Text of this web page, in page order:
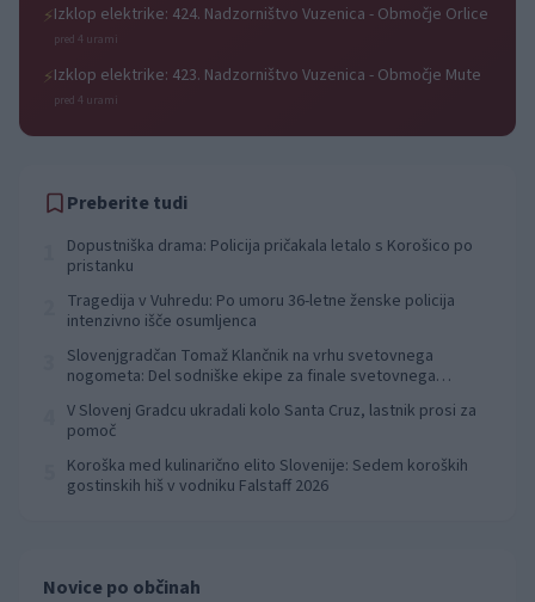
⚡Izklop elektrike: 424. Nadzorništvo Vuzenica - Območje Orlice
pred 4 urami
⚡Izklop elektrike: 423. Nadzorništvo Vuzenica - Območje Mute
pred 4 urami
Preberite tudi
Dopustniška drama: Policija pričakala letalo s Korošico po
pristanku
Tragedija v Vuhredu: Po umoru 36-letne ženske policija
intenzivno išče osumljenca
Slovenjgradčan Tomaž Klančnik na vrhu svetovnega
nogometa: Del sodniške ekipe za finale svetovnega
V Slovenj Gradcu ukradali kolo Santa Cruz, lastnik prosi za
pomoč
Koroška med kulinarično elito Slovenije: Sedem koroških
gostinskih hiš v vodniku Falstaff 2026
Novice po občinah